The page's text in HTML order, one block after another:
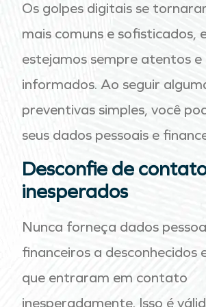
Os golpes digitais se
mais comuns e sofisticados,
estejamos sempre atentos e
informados. Ao seguir
preventivas simples, você
seus dados pessoais e
Desconfie de
inesperados
Nunca forneça dados
financeiros a desconhecidos
que entraram em contato
inesperadamente. Isso é